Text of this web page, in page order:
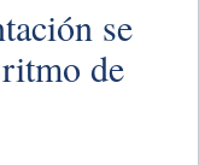
se
de